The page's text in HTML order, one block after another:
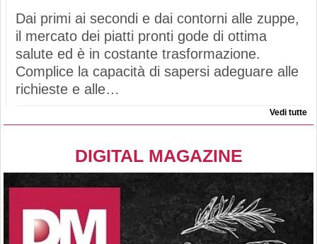
Dai primi ai secondi e dai contorni alle zuppe,
il mercato dei piatti pronti gode di ottima
salute ed è in costante trasformazione.
Complice la capacità di sapersi adeguare alle
richieste e alle…
Vedi tutte
DIGITAL MAGAZINE